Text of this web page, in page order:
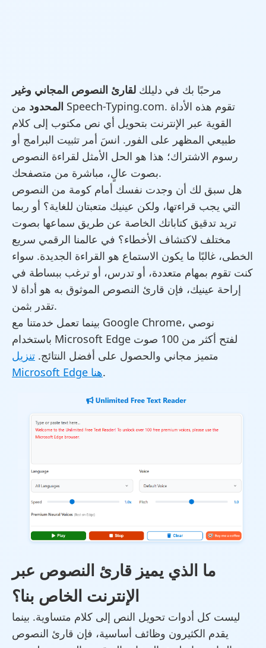
مرحبًا بك في دليلك لقارئ النصوص المجاني وغير
المحدود من Speech-Typing.com. تقوم هذه الأداة
القوية عبر الإنترنت بتحويل أي نص مكتوب إلى كلام
طبيعي المظهر على الفور. انسَ أمر تثبيت البرامج أو
رسوم الاشتراك؛ هذا هو الحل الأمثل لقراءة النصوص
بصوت عالٍ، مباشرة من متصفحك.
هل سبق لك أن وجدت نفسك أمام كومة من النصوص
التي يجب قراءتها، ولكن عينيك متعبتان للغاية؟ أو ربما
تريد تدقيق كتاباتك الخاصة عن طريق سماعها بصوت
مختلف لاكتشاف الأخطاء؟ في عالمنا الرقمي سريع
الخطى، غالبًا ما يكون الاستماع هو القراءة الجديدة. سواء
كنت تقوم بمهام متعددة، أو تدرس، أو ترغب ببساطة في
إراحة عينيك، فإن قارئ النصوص الموثوق به هو أداة لا
تقدر بثمن.
بينما تعمل خدمتنا مع Google Chrome، نوصي
باستخدام Microsoft Edge لفتح أكثر من 100 صوت
متميز مجاني والحصول على أفضل النتائج. تنزيل
Microsoft Edge هنا.
ما الذي يميز قارئ النصوص عبر
الإنترنت الخاص بنا؟
ليست كل أدوات تحويل النص إلى كلام متساوية. بينما
يقدم الكثيرون وظائف أساسية، فإن قارئ النصوص